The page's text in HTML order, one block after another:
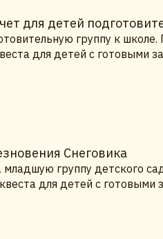
для детей
группу к
для детей с готовыми
Снеговика
младшую группу детского
для детей с готовыми